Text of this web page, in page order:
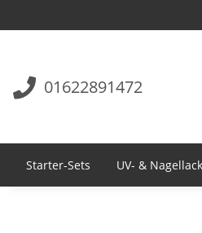
01622891472
Starter-Sets UV- & Nagellack